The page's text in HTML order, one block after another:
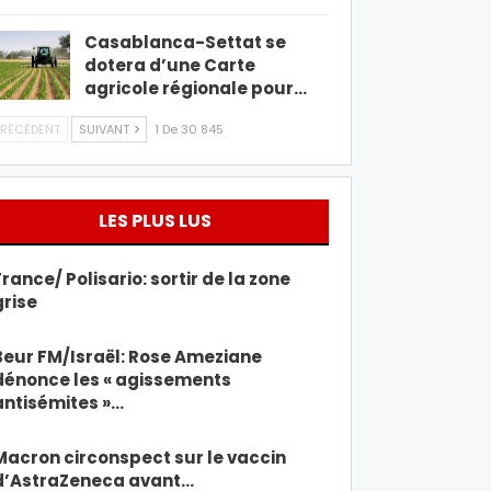
Casablanca-Settat se
dotera d’une Carte
agricole régionale pour…
SUIVANT 1 De 30 845
LES PLUS LUS
Polisario: sortir de la zone
FM/Israël: Rose Ameziane
les « agissements
»…
circonspect sur le vaccin
avant…